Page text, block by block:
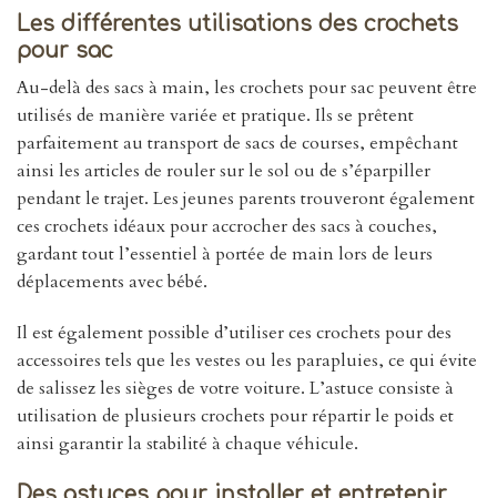
Les différentes utilisations des crochets
pour sac
Au-delà des sacs à main, les crochets pour sac peuvent être
utilisés de manière variée et pratique. Ils se prêtent
parfaitement au transport de sacs de courses, empêchant
ainsi les articles de rouler sur le sol ou de s’éparpiller
pendant le trajet. Les jeunes parents trouveront également
ces crochets idéaux pour accrocher des sacs à couches,
gardant tout l’essentiel à portée de main lors de leurs
déplacements avec bébé.
Il est également possible d’utiliser ces crochets pour des
accessoires tels que les vestes ou les parapluies, ce qui évite
de salissez les sièges de votre voiture. L’astuce consiste à
utilisation de plusieurs crochets pour répartir le poids et
ainsi garantir la stabilité à chaque véhicule.